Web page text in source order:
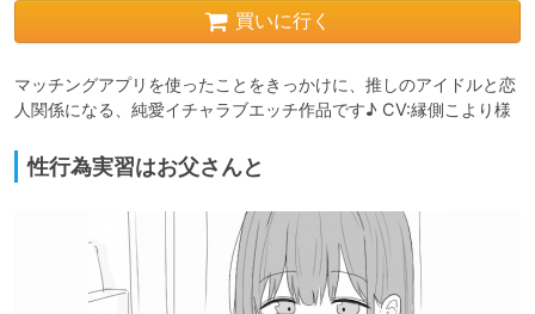
買いに行く
マッチングアプリを使ったことをきっかけに、推しのアイドルと恋
人関係になる、純愛イチャラブエッチ作品です♪ CV:縁側こより様
性行為実習はお父さんと